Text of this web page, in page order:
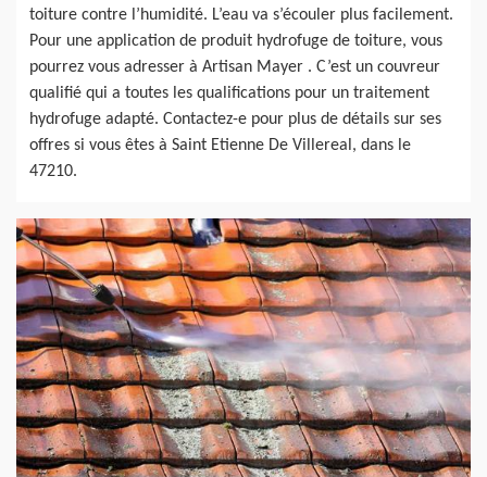
toiture contre l’humidité. L’eau va s’écouler plus facilement.
Pour une application de produit hydrofuge de toiture, vous
pourrez vous adresser à Artisan Mayer . C’est un couvreur
qualifié qui a toutes les qualifications pour un traitement
hydrofuge adapté. Contactez-e pour plus de détails sur ses
offres si vous êtes à Saint Etienne De Villereal, dans le
47210.